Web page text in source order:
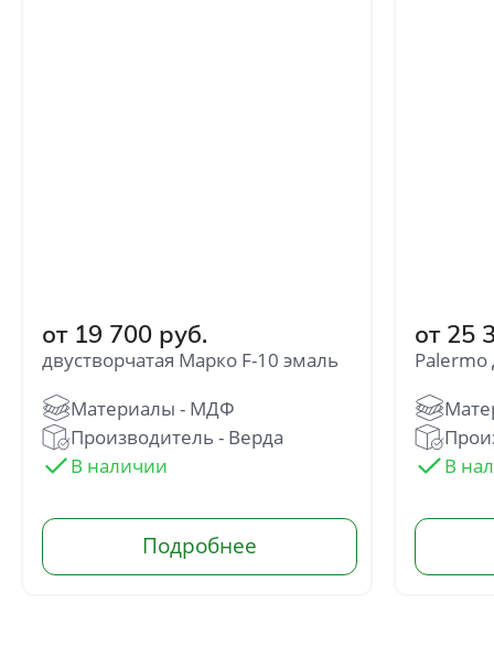
от 19 700 руб.
двустворчатая Марко F-10 эмаль
Производитель - Верда
от 25
Нажимая кнопку «Отправить», Вы
соглашаетесь с политикой обработки
персональных данных